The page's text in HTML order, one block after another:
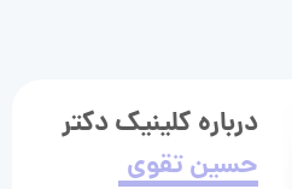
درباره کلینیک دکتر
حسین تقوی